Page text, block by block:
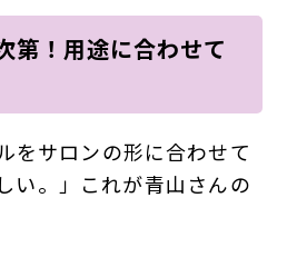
第！用途に合わせて
をサロンの形に合わせて
い。」これが青山さんの